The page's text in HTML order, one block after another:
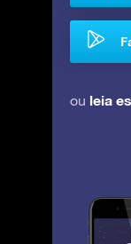
ou leia